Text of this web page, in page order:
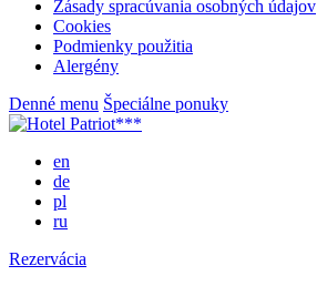
Zásady spracúvania osobných údajov
Cookies
Podmienky použitia
Alergény
Denné menu Špeciálne ponuky
en
de
pl
ru
Rezervácia